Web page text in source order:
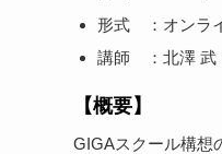
形式 ：オンラ
講師 ：北澤 武
【概要】
GIGAスクール構想